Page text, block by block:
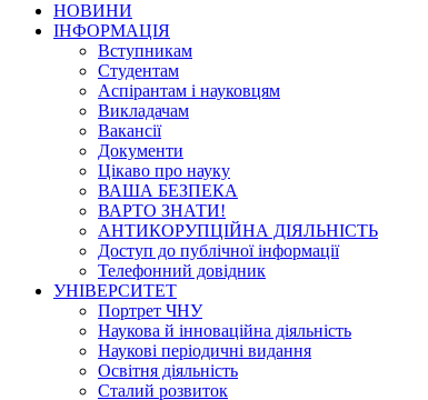
НОВИНИ
ІНФОРМАЦІЯ
Вступникам
Студентам
Аспірантам і науковцям
Викладачам
Вакансії
Документи
Цікаво про науку
ВАША БЕЗПЕКА
ВАРТО ЗНАТИ!
АНТИКОРУПЦІЙНА ДІЯЛЬНІСТЬ
Доступ до публічної інформації
Телефонний довідник
УНІВЕРСИТЕТ
Портрет ЧНУ
Наукова й інноваційна діяльність
Наукові періодичні видання
Освітня діяльність
Сталий розвиток